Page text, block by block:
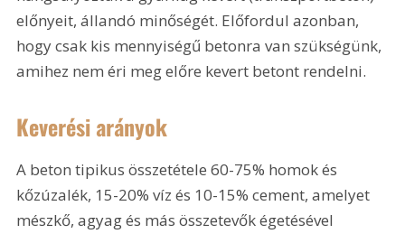
előnyeit, állandó minőségét. Előfordul azonban,
hogy csak kis mennyiségű betonra van szükségünk,
amihez nem éri meg előre kevert betont rendelni.
Keverési arányok
A beton tipikus összetétele 60-75% homok és
kőzúzalék, 15-20% víz és 10-15% cement, amelyet
mészkő, agyag és más összetevők égetésével